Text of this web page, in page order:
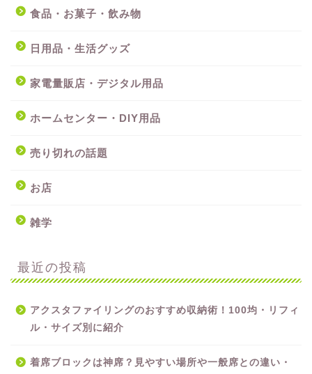
食品・お菓子・飲み物
日用品・生活グッズ
家電量販店・デジタル用品
ホームセンター・DIY用品
売り切れの話題
お店
雑学
最近の投稿
アクスタファイリングのおすすめ収納術！100均・リフィ
ル・サイズ別に紹介
着席ブロックは神席？見やすい場所や一般席との違い・